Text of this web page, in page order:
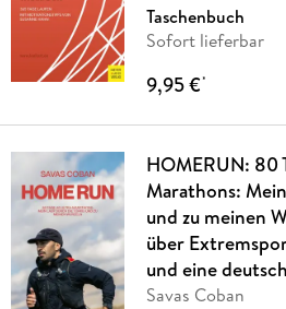
Taschenbuch
Sofort lieferbar
9,95 €*
HOMERUN: 80
Marathons:
und zu meinen
über
und eine
Savas Coban